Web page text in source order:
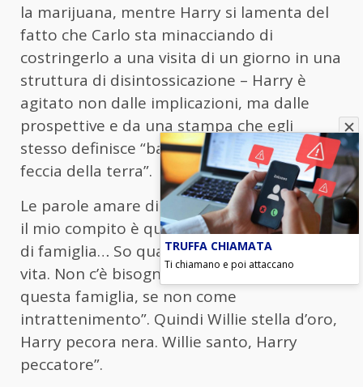
la marijuana, mentre Harry si lamenta del
fatto che Carlo sta minacciando di
costringerlo a una visita di un giorno in una
struttura di disintossicazione – Harry è
agitato non dalle implicazioni, ma dalle
prospettive e da una stampa che egli
stesso definisce “bastardi, tutti quanti,
feccia della terra”.
Le parole amare di Harry a William: “So che
il mio compito è quello di essere lo scemo
di famiglia… So qual è il mio scopo nella
vita. Non c’è bisogno di un Numero Due in
questa famiglia, se non come
intrattenimento”. Quindi Willie stella d’oro,
Harry pecora nera. Willie santo, Harry
peccatore”.
TRUFFA CHIAMATA
Ti chiamano e poi attaccano